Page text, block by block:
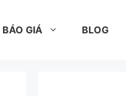
BÁO GIÁ BLOG